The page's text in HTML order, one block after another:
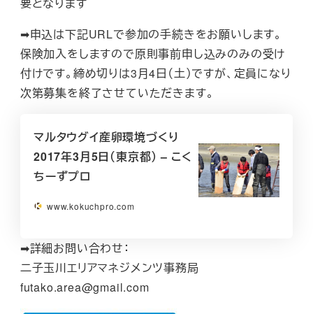
要となります
➡申込は下記URLで参加の手続きをお願いします。
保険加入をしますので原則事前申し込みのみの受け
付けです。締め切りは3月4日（土）ですが、定員になり
次第募集を終了させていただきます。
マルタウグイ産卵環境づくり
2017年3月5日（東京都） – こく
ちーずプロ
www.kokuchpro.com
➡詳細お問い合わせ：
二子玉川エリアマネジメンツ事務局
futako.area@gmail.com